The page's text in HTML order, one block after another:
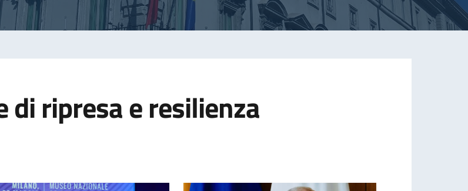
di ripresa e resilienza